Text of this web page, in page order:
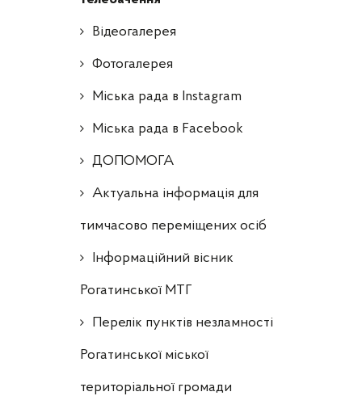
Відеогалерея
Фотогалерея
Міська рада в Instagram
Міська рада в Facebook
ДОПОМОГА
Актуальна інформація для
тимчасово переміщених осіб
Інформаційний вісник
Рогатинської МТГ
Перелік пунктів незламності
Рогатинської міської
територіальної громади